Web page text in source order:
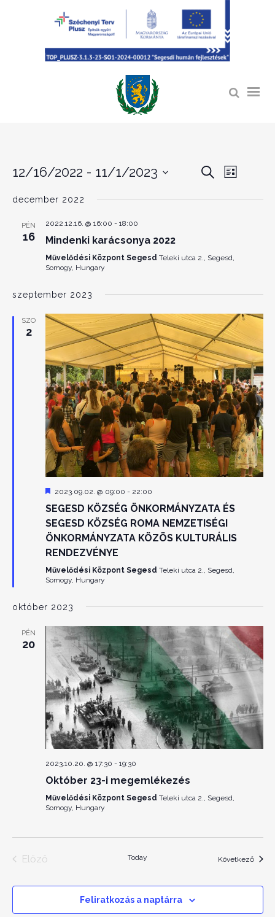
Keresett
kifejezés
List
12/16/2022 - 11/1/2023
kiválasztása.
december 2022
PÉN
16
2022.12.16. @ 16:00 - 18:00
Mindenki karácsonya 2022
Művelődési Központ Segesd Teleki utca 2., Segesd,
Somogy, Hungary
szeptember 2023
SZO
2
Kiemelt
2023.09.02. @ 09:00 - 22:00
SEGESD KÖZSÉG ÖNKORMÁNYZATA ÉS
SEGESD KÖZSÉG ROMA NEMZETISÉGI
ÖNKORMÁNYZATA KÖZÖS KULTURÁLIS
RENDEZVÉNYE
Művelődési Központ Segesd Teleki utca 2., Segesd,
Somogy, Hungary
október 2023
PÉN
20
2023.10.20. @ 17:30 - 19:30
Október 23-i megemlékezés
Művelődési Központ Segesd Teleki utca 2., Segesd,
Somogy, Hungary
Előző
Today Következő
Feliratkozás a naptárra